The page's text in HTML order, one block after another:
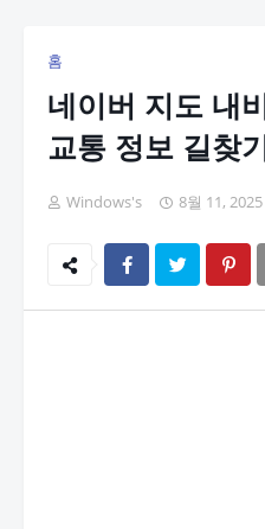
홈
네이버 지도 내
교통 정보 길찾
Windows's 8월 11, 2025